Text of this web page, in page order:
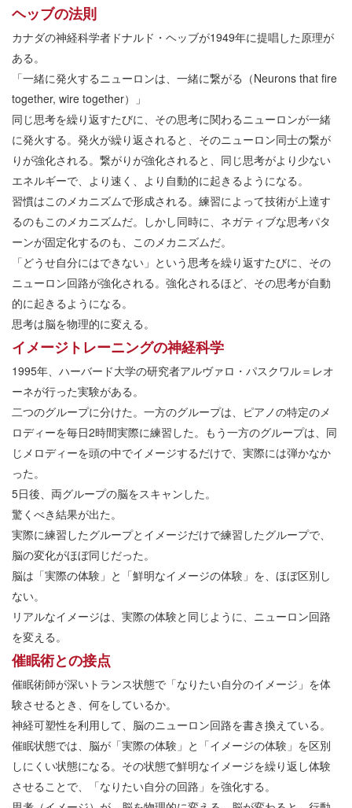
ヘッブの法則
カナダの神経科学者ドナルド・ヘッブが1949年に提唱した原理が
ある。
「一緒に発火するニューロンは、一緒に繋がる（Neurons that fire
together, wire together）」
同じ思考を繰り返すたびに、その思考に関わるニューロンが一緒
に発火する。発火が繰り返されると、そのニューロン同士の繋が
りが強化される。繋がりが強化されると、同じ思考がより少ない
エネルギーで、より速く、より自動的に起きるようになる。
習慣はこのメカニズムで形成される。練習によって技術が上達す
るのもこのメカニズムだ。しかし同時に、ネガティブな思考パタ
ーンが固定化するのも、このメカニズムだ。
「どうせ自分にはできない」という思考を繰り返すたびに、その
ニューロン回路が強化される。強化されるほど、その思考が自動
的に起きるようになる。
思考は脳を物理的に変える。
イメージトレーニングの神経科学
1995年、ハーバード大学の研究者アルヴァロ・パスクワル＝レオ
ーネが行った実験がある。
二つのグループに分けた。一方のグループは、ピアノの特定のメ
ロディーを毎日2時間実際に練習した。もう一方のグループは、同
じメロディーを頭の中でイメージするだけで、実際には弾かなか
った。
5日後、両グループの脳をスキャンした。
驚くべき結果が出た。
実際に練習したグループとイメージだけで練習したグループで、
脳の変化がほぼ同じだった。
脳は「実際の体験」と「鮮明なイメージの体験」を、ほぼ区別し
ない。
リアルなイメージは、実際の体験と同じように、ニューロン回路
を変える。
催眠術との接点
催眠術師が深いトランス状態で「なりたい自分のイメージ」を体
験させるとき、何をしているか。
神経可塑性を利用して、脳のニューロン回路を書き換えている。
催眠状態では、脳が「実際の体験」と「イメージの体験」を区別
しにくい状態になる。その状態で鮮明なイメージを繰り返し体験
させることで、「なりたい自分の回路」を強化する。